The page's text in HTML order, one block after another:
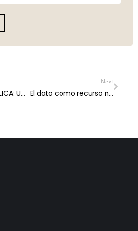
EDUCACIÓN PÚBLICA: UNA PRIORIDAD ESTRATÉGICA PARA EL FUTURO
Next
El dato como recurso natural: lo que México no está explotando todavía